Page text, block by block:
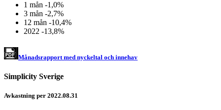
1 mån -1,0%
3 mån -2,7%
12 mån -10,4%
2022 -13,8%
Månadsrapport med nyckeltal och innehav
Simplicity Sverige
Avkastning per 2022.08.31